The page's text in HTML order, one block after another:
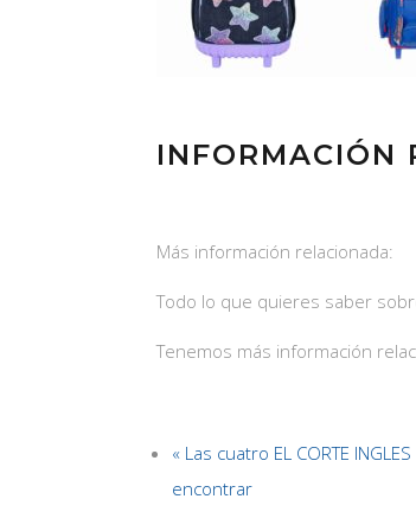
INFORMACIÓN
Más información relacionada:
Todo lo que quieres saber
Tenemos más información
« Las cuatro EL CORTE
encontrar